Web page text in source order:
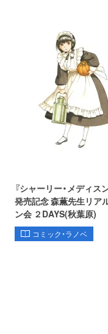
『シャーリー・メディス
発売記念 森薫先生リア
ン会 ２DAYS(秋葉原)
コミック・ラノベ